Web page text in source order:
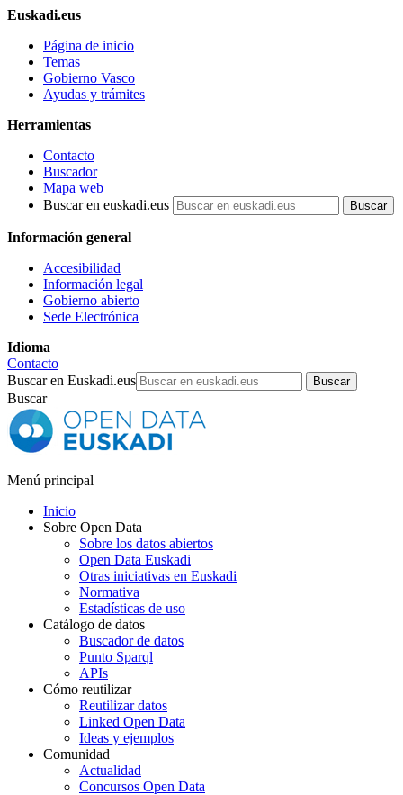
Euskadi.eus
Página de inicio
Temas
Gobierno Vasco
Ayudas y trámites
Herramientas
Contacto
Buscador
Mapa web
Buscar en euskadi.eus
Información general
Accesibilidad
Información legal
Gobierno abierto
Sede Electrónica
Idioma
Contacto
Buscar en Euskadi.eus
Buscar
Menú principal
Inicio
Sobre Open Data
Sobre los datos abiertos
Open Data Euskadi
Otras iniciativas en Euskadi
Normativa
Estadísticas de uso
Catálogo de datos
Buscador de datos
Punto Sparql
APIs
Cómo reutilizar
Reutilizar datos
Linked Open Data
Ideas y ejemplos
Comunidad
Actualidad
Concursos Open Data